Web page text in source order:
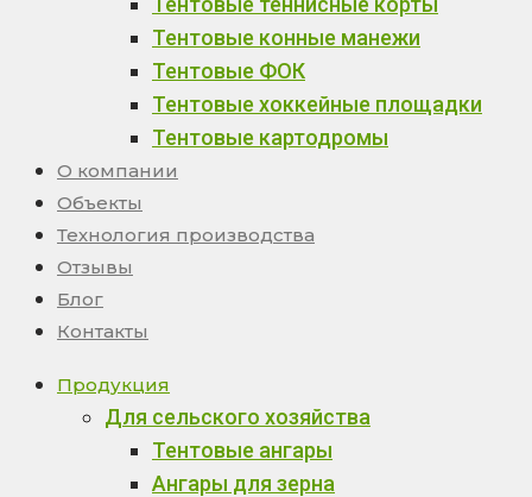
Тентовые конные манежи
Тентовые ФОК
Тентовые хоккейные площадки
Тентовые картодромы
О компании
Объекты
Технология производства
Отзывы
Блог
Контакты
Продукция
Для сельского хозяйства
Тентовые ангары
Ангары для зерна